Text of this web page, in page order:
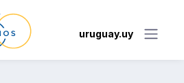
uruguay.uy